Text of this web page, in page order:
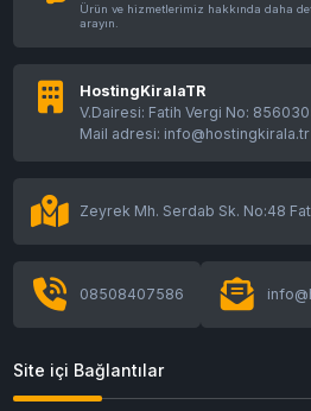
Ürün ve hizmetlerimiz hakkında daha
arayın.
HostingKiralaTR
V.Dairesi: Fatih Vergi No:
Mail adresi: info@hostingkirala.tr
Zeyrek Mh. Serdab Sk. No:48
08508407586
Site içi Bağlantılar